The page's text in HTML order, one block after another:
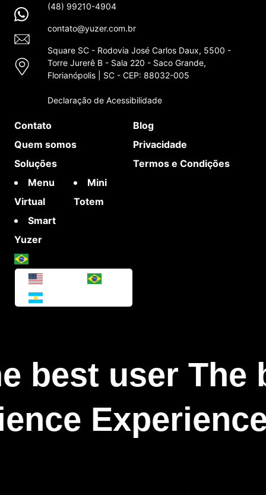
(48) 99210-4904
contato@yuzer.com.br
Square SC - Rodovia José Carlos Daux, 5500 -
Torre Jurerê B - Sala 220 - Saco Grande,
Florianópolis | SC - CEP: 88032-005
Declaração de Acessibilidade
Contato
Blog
Quem somos
Privacidade
Soluções
Menu
Virtual
Mini
Totem
Smart
Yuzer
Termos e Condições
best user The